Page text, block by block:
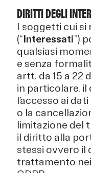
DIRITTI DEGLI
I soggetti cui si
(“Interessati”)
qualsiasi
e senza
artt. da 15 a 22
in particolare,
l’accesso ai
o la
limitazione del
il diritto alla
stessi ovvero il
trattamento nei